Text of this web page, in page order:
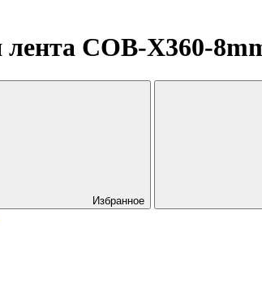
лента COB-X360-
Избранное